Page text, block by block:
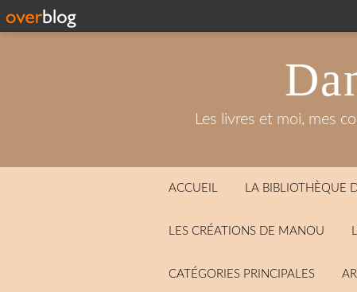
Les livres et moi, mes
ACCUEIL LA BIBLIOTHÈQUE
LES CRÉATIONS DE MANOU
CATÉGORIES PRINCIPALES